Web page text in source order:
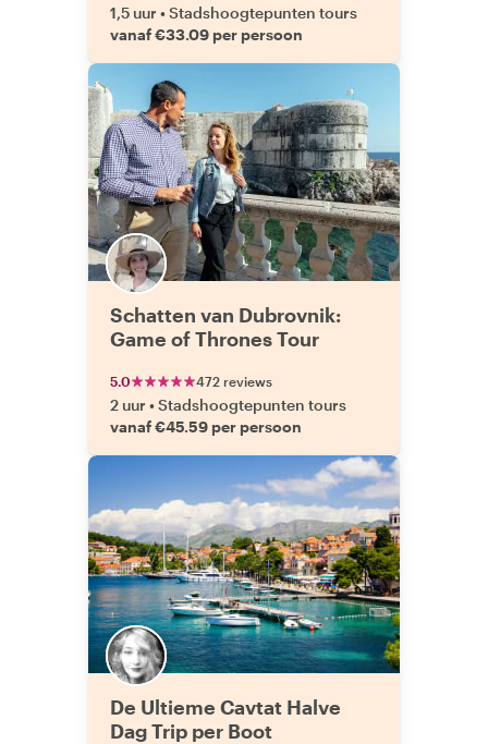
1,5 uur •Stadshoogtepunten tours
vanaf €33.09 per persoon
Schatten van Dubrovnik:
Game of Thrones Tour
5.0 472 reviews
2 uur •Stadshoogtepunten tours
vanaf €45.59 per persoon
De Ultieme Cavtat Halve
Dag Trip per Boot